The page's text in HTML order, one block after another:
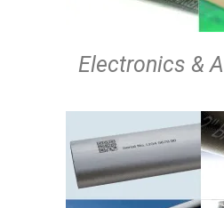
Electronics &